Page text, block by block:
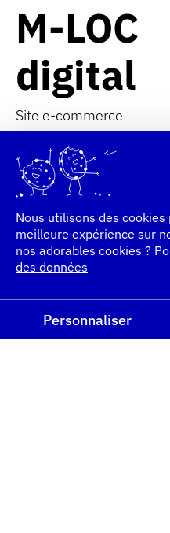
M-LOC
digital
Site e-commerce
M-LOC
digital
Site e-commerce
Nous utilisons des
meilleure expérience sur
nos adorables cookies ?
des données
Personnaliser